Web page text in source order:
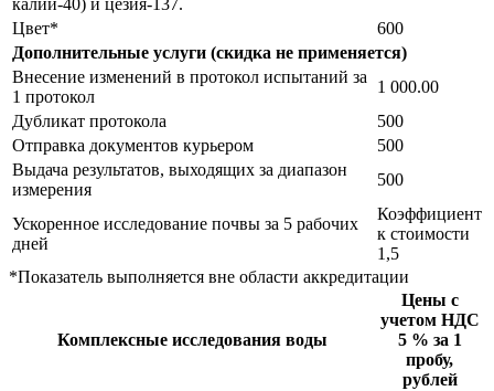
калий-40) и цезия-137.
Цвет*
600
Дополнительные услуги (скидка не применяется)
Внесение изменений в протокол испытаний за
1 протокол
1 000.00
Дубликат протокола
500
Отправка документов курьером
500
Выдача результатов, выходящих за диапазон
измерения
500
Ускоренное исследование почвы за 5 рабочих
дней
Коэффициент
к стоимости
1,5
*Показатель выполняется вне области аккредитации
Комплексные исследования воды
Цены с
учетом НДС
5 % за 1
пробу,
рублей